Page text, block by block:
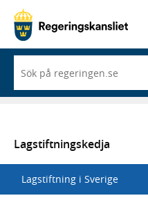
du
börjar
skriva
en
lista
med
sökförslag
Lagstiftningskedja
Lagstiftning i Sverige